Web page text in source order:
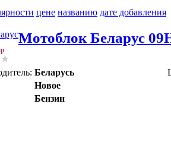
цене названию дате добавления
Мотоблок Беларус
Беларусь
Новое
Бензин